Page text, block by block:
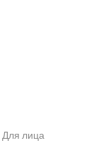
Для лица